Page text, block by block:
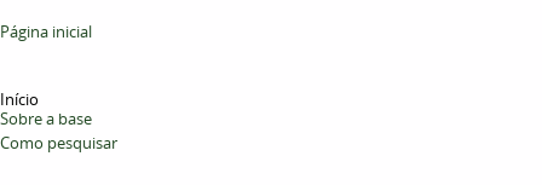
Página inicial
Início
Sobre a base
Como pesquisar